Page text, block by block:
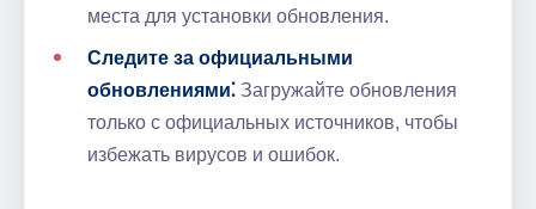
места для установки обновления.
Следите за официальными
обновлениями⁚ Загружайте обновления
только с официальных источников, чтобы
избежать вирусов и ошибок.